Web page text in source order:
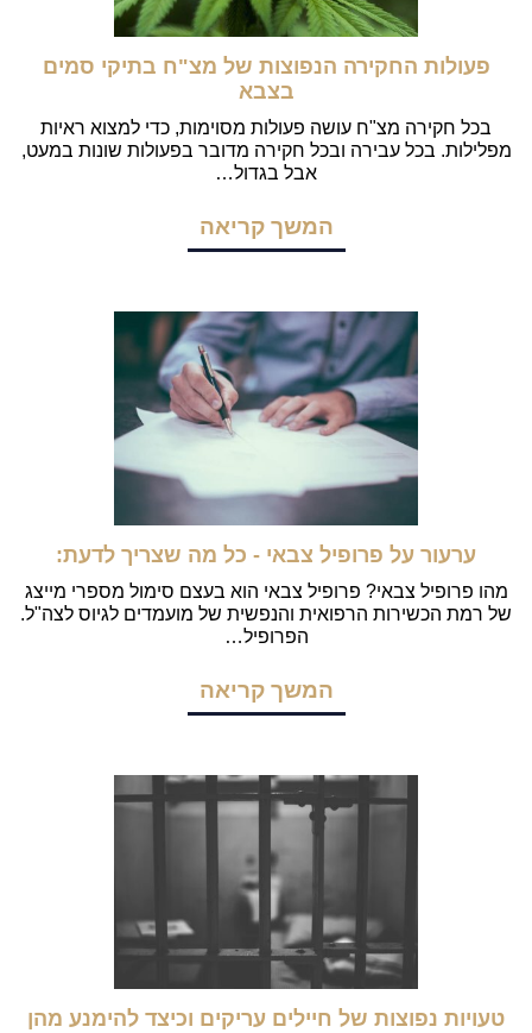
פעולות החקירה הנפוצות של מצ"ח בתיקי סמים
בצבא
בכל חקירה מצ"ח עושה פעולות מסוימות, כדי למצוא ראיות
מפלילות. בכל עבירה ובכל חקירה מדובר בפעולות שונות במעט,
אבל בגדול…
המשך קריאה
ערעור על פרופיל צבאי - כל מה שצריך לדעת:
מהו פרופיל צבאי? פרופיל צבאי הוא בעצם סימול מספרי מייצג
של רמת הכשירות הרפואית והנפשית של מועמדים לגיוס לצה"ל.
הפרופיל…
המשך קריאה
טעויות נפוצות של חיילים עריקים וכיצד להימנע מהן